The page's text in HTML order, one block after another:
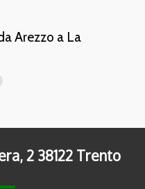
Arezzo a La
2 38122 Trento